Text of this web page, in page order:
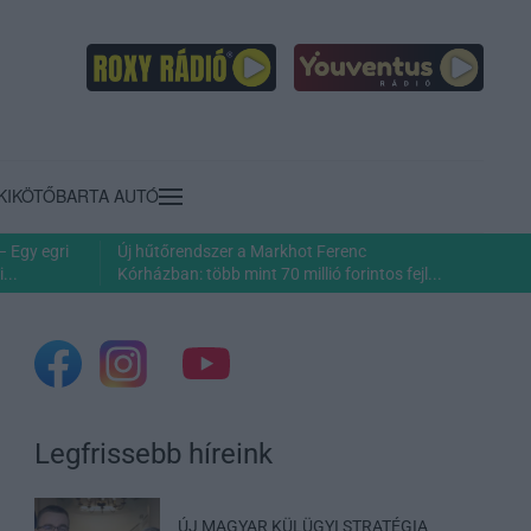
BARTA AUTÓ
Egy egri
Új hűtőrendszer a Markhot Ferenc
Kórházban: több mint 70 millió forintos fejl...
Legfrissebb híreink
ÚJ MAGYAR KÜLÜGYI STRATÉGIA